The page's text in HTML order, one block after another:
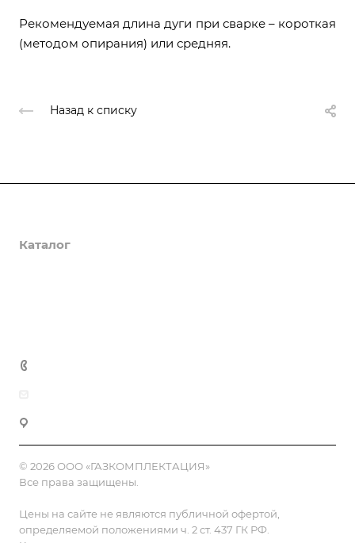
Рекомендуемая длина дуги при сварке – короткая
(методом опирания) или средняя.
Назад к списку
Каталог
© 2026 ООО «ГАЗКОМПЛЕКТАЦИЯ»
Все права защищены.
Цены на сайте не являются публичной офертой,
определяемой положениями ч. 2 ст. 437 ГК РФ.